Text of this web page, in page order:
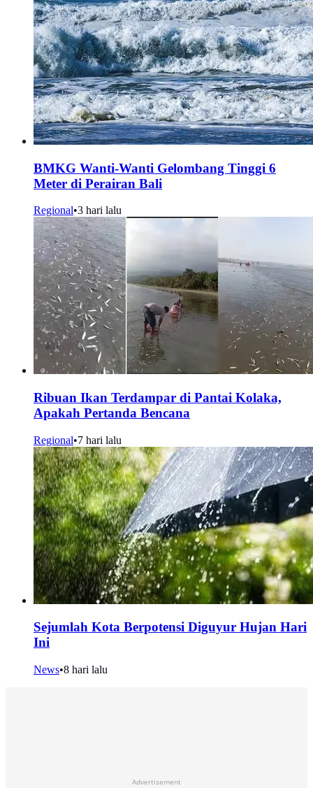
BMKG Wanti-Wanti Gelombang Tinggi 6
Meter di Perairan Bali
Regional•3 hari lalu
Ribuan Ikan Terdampar di Pantai Kolaka,
Apakah Pertanda Bencana
Regional•7 hari lalu
Sejumlah Kota Berpotensi Diguyur Hujan Hari
Ini
News•8 hari lalu
Advertisement